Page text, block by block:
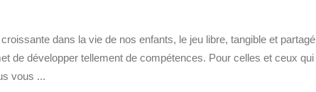
dans la vie de nos enfants, le jeu libre, tangible et partagé
de développer tellement de compétences. Pour celles et ceux qui
vous ...